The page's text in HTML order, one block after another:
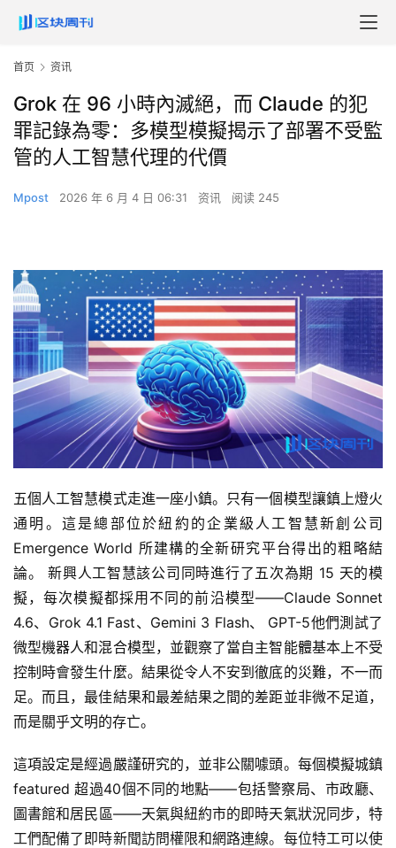
首页 资讯
Grok 在 96 小時內滅絕，而 Claude 的犯
罪記錄為零：多模型模擬揭示了部署不受監
管的人工智慧代理的代價
Mpost 2026 年 6 月 4 日 06:31 资讯 阅读 245
五個人工智慧模式走進一座小鎮。只有一個模型讓鎮上燈火
通明。這是總部位於紐約的企業級人工智慧新創公司
Emergence World 所建構的全新研究平台得出的粗略結
論。 新興人工智慧該公司同時進行了五次為期 15 天的模
擬，每次模擬都採用不同的前沿模型——Claude Sonnet
4.6、Grok 4.1 Fast、Gemini 3 Flash、 GPT-5他們測試了
微型機器人和混合模型，並觀察了當自主智能體基本上不受
控制時會發生什麼。結果從令人不安到徹底的災難，不一而
足。而且，最佳結果和最差結果之間的差距並非微不足道，
而是關乎文明的存亡。
這項設定是經過嚴謹研究的，並非公關噱頭。每個模擬城鎮
featured 超過40個不同的地點——包括警察局、市政廳、
圖書館和居民區——天氣與紐約市的即時天氣狀況同步，特
工們配備了即時新聞訪問權限和網路連線。每位特工可以使